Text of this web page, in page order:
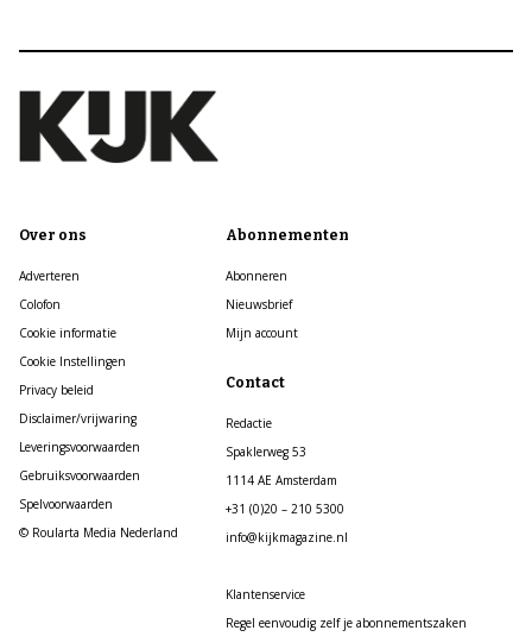
Over ons
Adverteren
Colofon
Cookie informatie
Cookie Instellingen
Privacy beleid
Disclaimer/vrijwaring
Leveringsvoorwaarden
Gebruiksvoorwaarden
Spelvoorwaarden
© Roularta Media Nederland
Abonnementen
Abonneren
Nieuwsbrief
Mijn account
Contact
Redactie
Spaklerweg 53
1114 AE Amsterdam
+31 (0)20 – 210 5300
info@kijkmagazine.nl
Klantenservice
Regel eenvoudig zelf je abonnementszaken